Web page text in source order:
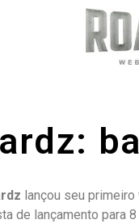
lançou seu
de lançamento